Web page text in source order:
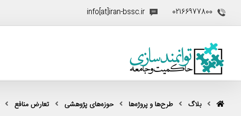
02166977800
info[at]iran-bssc.ir
بلاگ طرح‌ها و پروژه‌ها حوزه‌های پژوهشی تعارض منافع